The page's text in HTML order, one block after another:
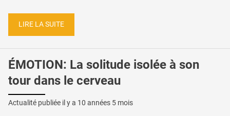
LIRE LA SUITE
ÉMOTION: La solitude isolée à son
tour dans le cerveau
Actualité publiée il y a 10 années 5 mois